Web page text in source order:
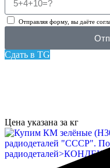
Отправляя форму, вы даёте
Сдать в TG
Цена указана за кг